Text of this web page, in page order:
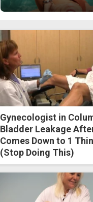
Gynecologist in
Bladder Leakage
Comes Down to 1
(Stop Doing This)